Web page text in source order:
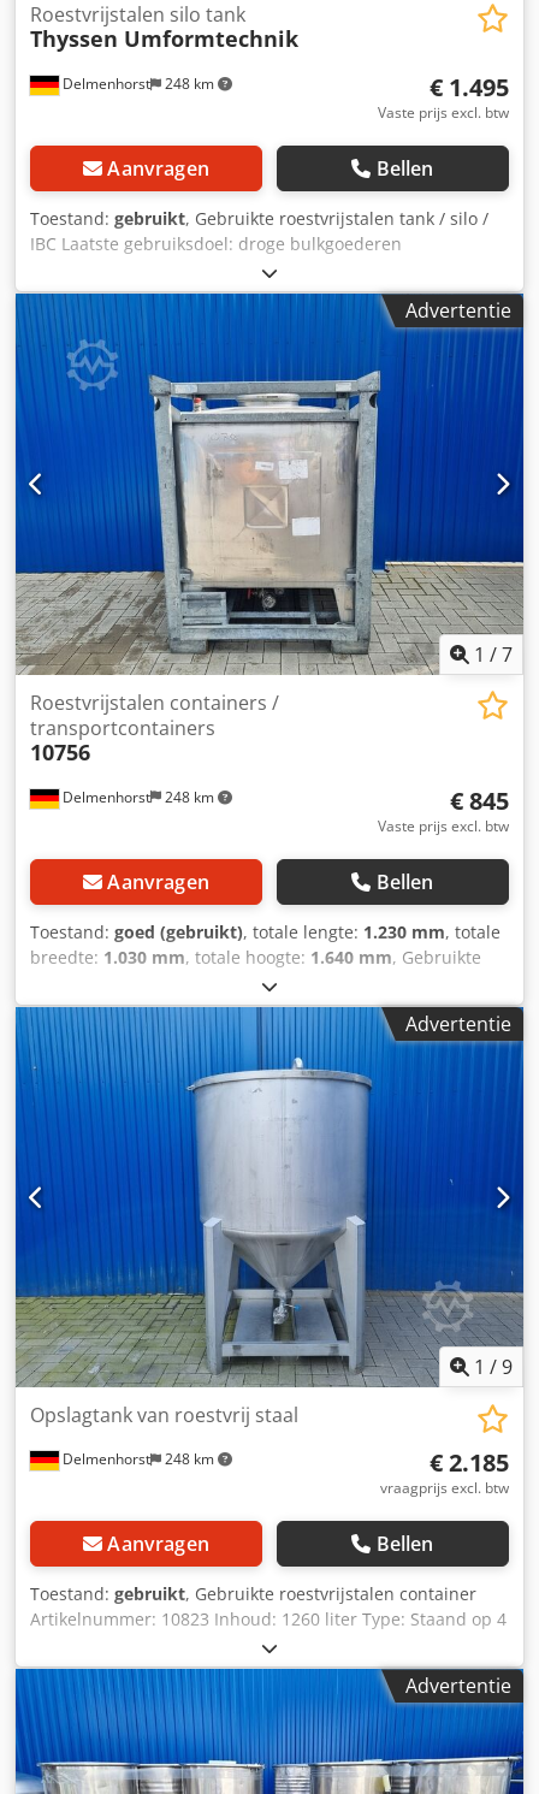
Delmenhorst 248 km
Roestvrijstalen silo tank
Thyssen Umformtechnik
€ 1.495
Vaste prijs excl. btw
Aanvragen Bellen
Toestand: gebruikt, Gebruikte roestvrijstalen tank / silo /
IBC Laatste gebruiksdoel: droge bulkgoederen
Artikelnummer: 10895 Inhoud: 1160 liter Type: staand in
roestvrijstalen stapelrek Dcodpeyvgprofx Afqsk Materiaal
(media-contact): 1.4301 / AISI304 Mangat: 450 mm
Uitvoering: enkelwandig Werkdruk volgens typeplaatje:
atmosferisch Afmetingen tank: Totale breedte: 1270 mm
Totale lengte: 1080 mm Totale hoogte: 1900 mm Hoogte
poten: 120 mm Materialen: Binnenzijde: 1.4301 / AISI 304
Buitendelen: roestvrij staal Uitrusting: Typeplaatje: ja
Uitlaatdiameter: DN250 Uitlaatklep: vlinderklep Afstand
afvoer tot grond: 200 mm
Advertentie
1 /7
Delmenhorst 248 km
Roestvrijstalen containers /
transportcontainers
10756
€ 845
Vaste prijs excl. btw
Aanvragen Bellen
Toestand: goed (gebruikt), totale lengte: 1.230 mm, totale
breedte: 1.030 mm, totale hoogte: 1.640 mm, Gebruikte
roestvrijstalen container / transportcontainer / IBC Laatste
gebruik: Chemicaliën Artikelnummer: 10756 Inhoud: 1000
liter Type: Verticaal in gegalvaniseerd stapelframe
Materiaal (natte delen): 1.4301 / AISI304 Mangat 400mm
Dcsdpfxeq Rc H No Afqsk Uitvoering: Enkelwandig
Werkdruk volgens typeplaatje: 0,1 bar Afmetingen tank:
Totale breedte: 1030mm Totale lengte: 1230mm Totale
hoogte: 1640mm Materialen: Interieur: 1.4301 / AISI 304
Externe delen: Gegalvaniseerd staal Uitrusting:
Typeplaatje: Ja Uitloop diameter: 50mm Afstand afvoer tot
Advertentie
1 /9
Delmenhorst 248 km
Opslagtank van roestvrij staal
€ 2.185
vraagprijs excl. btw
Aanvragen Bellen
Toestand: gebruikt, Gebruikte roestvrijstalen container
Artikelnummer: 10823 Inhoud: 1260 liter Type: Staand op 4
poten Materiaal (bevochtigde delen: 1.4301 / AISI 304
Uitvoering: Enkelwandig Bedrijfsdruk volgens typeplaatje:
ATM Maximaal. bedrijfstemperatuur: +0 / +20 °C
Afmetingen container: Binnendiameter: 1190 mm
Buitendiameter: 1210 mm Cilindrische hoogte: 920 mm
Totale breedte: 1370 mm Totale lengte: 1370 mm Totale
Advertentie